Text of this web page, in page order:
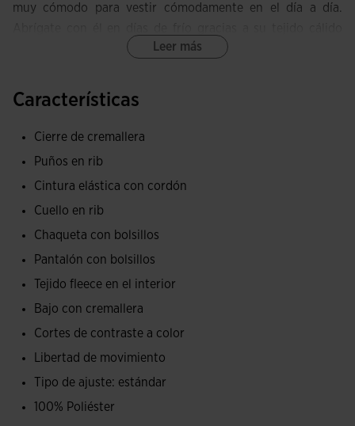
muy cómodo para vestir cómodamente en el día a día.
interior mientras te mueves con total libertad.
laterales para que guardes tus imprescindible. Está
que se caracteriza por los cortes de contraste a color en la
zona de los hombros, frontal superior y los ribetes
laterales.
El pantalón cuenta con cintura elástica ajustable mediante
cordones y bolsillos con cremalleras en los laterales. De
esta manera, el futbolista podrá guardar y transportar
cómodamente sus objetos personales, como el móvil o las
llaves, sin preocuparse por perderlos. También posee
contraste a color en los laterales.
Leer más
Características
Cierre de cremallera
Puños en rib
Cintura elástica con cordón
Cuello en rib
Chaqueta con bolsillos
Pantalón con bolsillos
Tejido fleece en el interior
Bajo con cremallera
Cortes de contraste a color
Libertad de movimiento
Tipo de ajuste: estándar
100% Poliéster